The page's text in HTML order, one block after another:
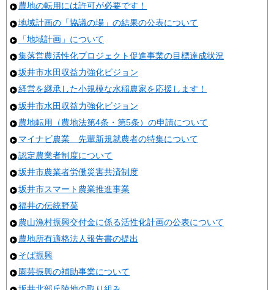
農地の転用には許可が必要です！
地域計画の「協議の場」の結果の公表について
「地域計画」について
集落営農活性化プロジェクト促進事業の目標達成状況
坂井市水田収益力強化ビジョン
経営を継承した小規模な水稲農家を応援します！
坂井市水田収益力強化ビジョン
農地転用（農地法第4条・第5条）の申請について
マイナビ農業 先輩新規就農者の特集について
認定農業者制度について
坂井市農業者労働災害共済制度
坂井市スマート農業推進事業
福井の伝統野菜
農山漁村振興交付金に係る活性化計画の公表について
農地所有適格法人報告書の提出
そば振興
園芸振興の補助事業について